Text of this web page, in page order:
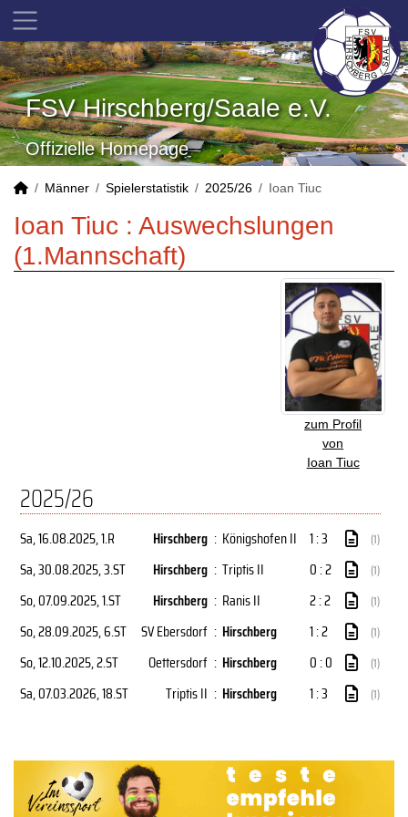
FSV Hirschberg/Saale e.V.
Offizielle Homepage
Männer Spielerstatistik 2025/26 Ioan Tiuc
Ioan Tiuc : Auswechslungen
(1.Mannschaft)
zum Profil
von
Ioan Tiuc
2025/26
Sa, 16.08.2025, 1.R Hirschberg : Königshofen II 1 : 3 (1)
Sa, 30.08.2025, 3.ST Hirschberg : Triptis II 0 : 2 (1)
So, 07.09.2025, 1.ST Hirschberg : Ranis II 2 : 2 (1)
So, 28.09.2025, 6.ST SV Ebersdorf : Hirschberg 1 : 2 (1)
So, 12.10.2025, 2.ST Oettersdorf : Hirschberg 0 : 0 (1)
Sa, 07.03.2026, 18.ST Triptis II : Hirschberg 1 : 3 (1)